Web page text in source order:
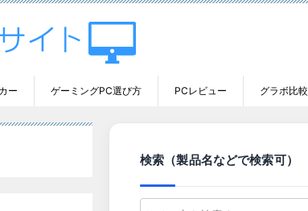
ー ゲーミングPC選び方 PCレビュー グラボ比較
検索（製品名などで検索可）